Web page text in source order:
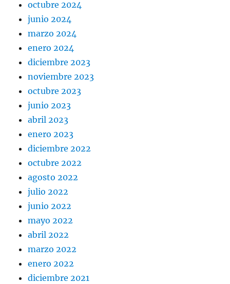
octubre 2024
junio 2024
marzo 2024
enero 2024
diciembre 2023
noviembre 2023
octubre 2023
junio 2023
abril 2023
enero 2023
diciembre 2022
octubre 2022
agosto 2022
julio 2022
junio 2022
mayo 2022
abril 2022
marzo 2022
enero 2022
diciembre 2021